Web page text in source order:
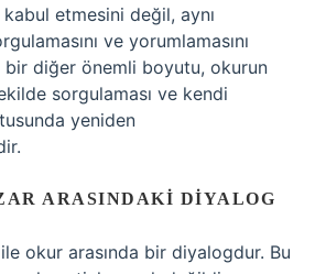
kabul etmesini değil, aynı
ve yorumlamasını
bir diğer önemli boyutu, okurun
sorgulaması ve kendi
yeniden
ARASINDAKI DIYALOG
okur arasında bir diyalogdur. Bu